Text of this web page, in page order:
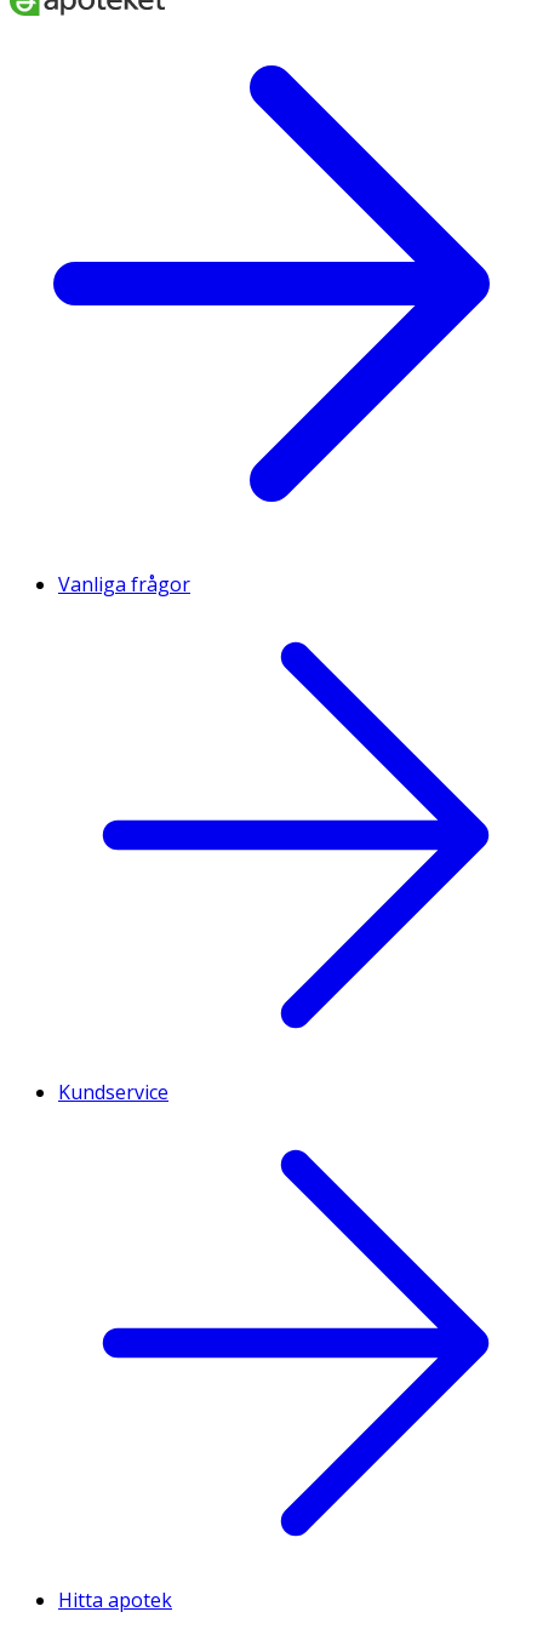
Vanliga frågor
Kundservice
Hitta apotek